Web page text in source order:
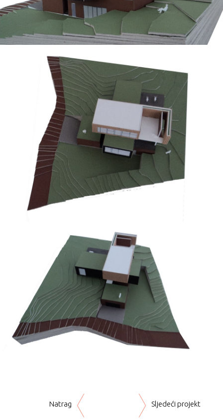
Natrag Sljedeći projekt